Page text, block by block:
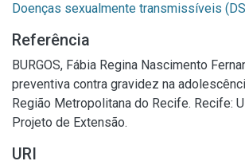
Doenças sexualmente transmissíveis
Referência
BURGOS, Fábia Regina Nascimento
preventiva contra gravidez na
Região Metropolitana do Recife. Recife:
Projeto de Extensão.
URI